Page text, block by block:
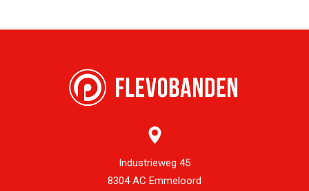
Industrieweg 45
8304 AC Emmeloord